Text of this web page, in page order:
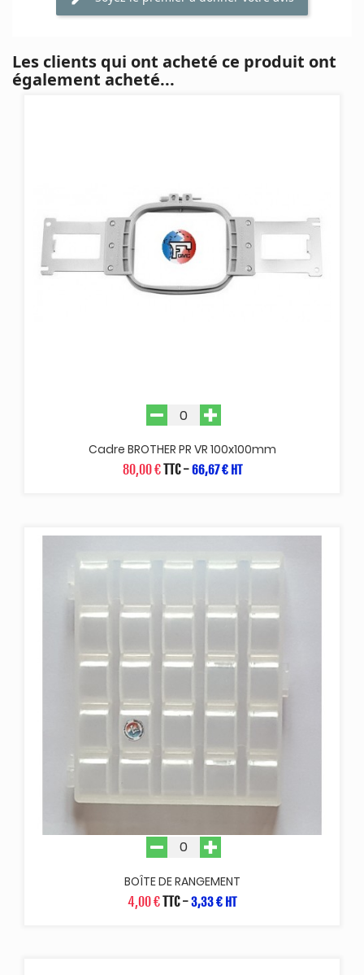
Les clients qui ont acheté ce produit ont
également acheté...
Cadre BROTHER PR VR 100x100mm
80,00 €TTC-66,67 € HT
BOÎTE DE RANGEMENT
4,00 €TTC-3,33 € HT